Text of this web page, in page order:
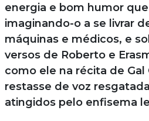
energia e bom humor
imaginando-o a se livrar
máquinas e médicos, e
versos de Roberto e
como ele na récita de Gal
restasse de voz
atingidos pelo enfisema